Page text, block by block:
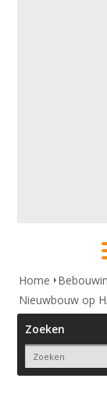
Home
Nieuwbouw op
Zoeken